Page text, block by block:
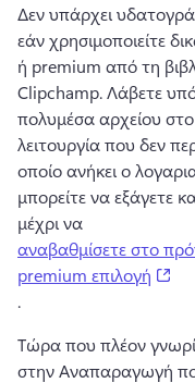
Δεν υπάρχει
εάν χρησιμοποιείτε
ή premium από τη
Clipchamp. Λάβετε
πολυμέσα αρχείου στο
λειτουργία που δεν
οποίο ανήκει ο
μπορείτε να εξάγετε
μέχρι να
αναβαθμίσετε στο
premium επιλογή
.
Τώρα που πλέον
στην Αναπαραγωγή